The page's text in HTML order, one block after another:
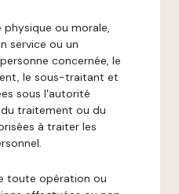
physique ou morale,
service ou un
concernée, le
le sous-traitant et
sous l'autorité
traitement ou du
à traiter les
toute opération ou